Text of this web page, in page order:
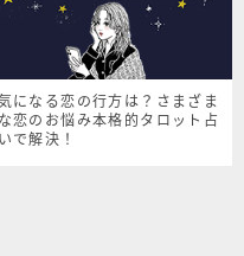
になる恋の行方は？さまざま
な恋のお悩み本格的タロット占
いで解決！